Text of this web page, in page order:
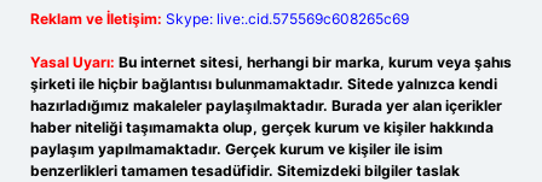
Reklam ve İletişim: Skype: live:.cid.575569c608265c69
Yasal Uyarı: Bu internet sitesi, herhangi bir marka, kurum veya şahıs
şirketi ile hiçbir bağlantısı bulunmamaktadır. Sitede yalnızca kendi
hazırladığımız makaleler paylaşılmaktadır. Burada yer alan içerikler
haber niteliği taşımamakta olup, gerçek kurum ve kişiler hakkında
paylaşım yapılmamaktadır. Gerçek kurum ve kişiler ile isim
benzerlikleri tamamen tesadüfidir. Sitemizdeki bilgiler taslak